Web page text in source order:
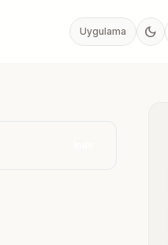
Uygulama dark_mode